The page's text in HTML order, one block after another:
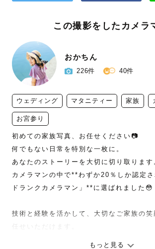
この撮影をしたカメラ
おかちん
226件 40件
ウェディング マタニティー 家族
お宮参り
初めての家族写真、お任せください📷
何でもない日常を特別な一枚に。
あなたのストーリーを大切に切り取ります
カメラマンの中で**わずか20％しか認定
ドランクカメラマン」**に選ばれました😳
技術と経験を活かして、大切なご家族の笑
もっと見る